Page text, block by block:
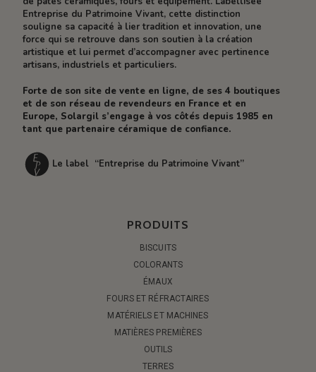
Entreprise du Patrimoine Vivant, cette distinction
souligne sa capacité à lier tradition et innovation, une
force qui se retrouve dans son soutien à la création
artistique et lui permet d’accompagner avec pertinence
artisans, industriels et particuliers.
Forte de son site de vente en ligne, de ses 4 boutiques
et de son réseau de revendeurs en France et en
Europe, Solargil s’engage à vos côtés depuis 1985 en
tant que partenaire céramique de confiance.
Le label “Entreprise du Patrimoine Vivant”
PRODUITS
BISCUITS
COLORANTS
ÉMAUX
FOURS ET RÉFRACTAIRES
MATÉRIELS ET MACHINES
MATIÈRES PREMIÈRES
OUTILS
TERRES